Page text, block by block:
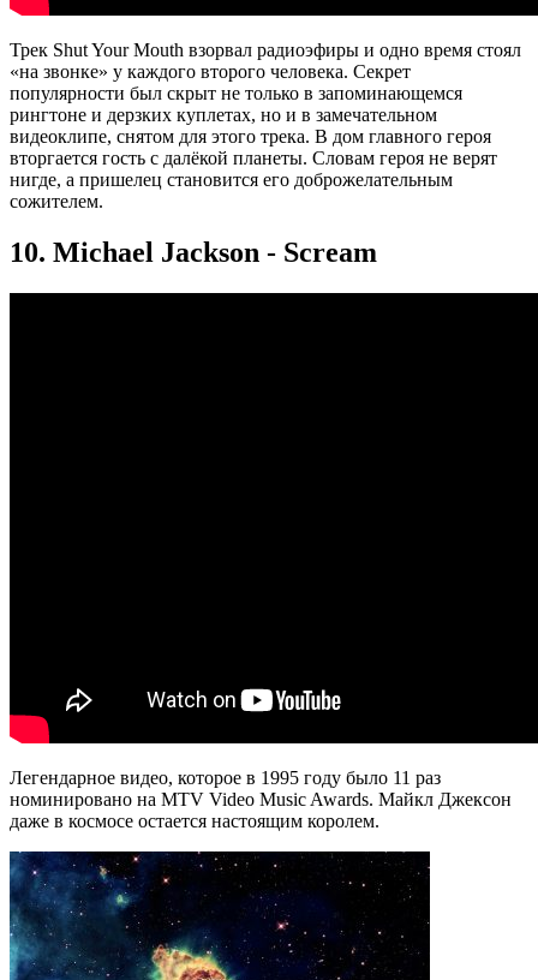
Трек Shut Your Mouth взорвал радиоэфиры и одно время стоял
«на звонке» у каждого второго человека. Секрет
популярности был скрыт не только в запоминающемся
рингтоне и дерзких куплетах, но и в замечательном
видеоклипе, снятом для этого трека. В дом главного героя
вторгается гость с далёкой планеты. Словам героя не верят
нигде, а пришелец становится его доброжелательным
сожителем.
10. Michael Jackson - Scream
Легендарное видео, которое в 1995 году было 11 раз
номинировано на MTV Video Music Awards. Майкл Джексон
даже в космосе остается настоящим королем.